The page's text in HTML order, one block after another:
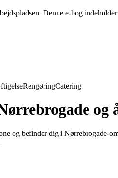
Denne e-bog
RengøringCatering
og
og befinder dig i Nørrebrogade-